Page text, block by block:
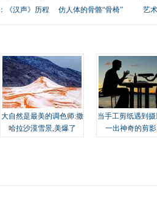
《汉声》历程 仿人体的骨骼“骨椅” 艺
大自然是最美的调色师:撒
哈拉沙漠雪景,美爆了
当手工剪纸遇到
一出神奇的剪